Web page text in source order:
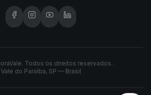
Todos os direitos reservados.
Vale do Paraíba, SP — Brasil